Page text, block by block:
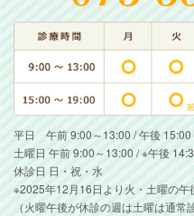
平日 午前 9:00～13:00 / 午後 15:00
土曜日 午前 9:00～13:00 / ※午後
休診日 日・祝・水
※2025年12月16日より火・土曜の午
（火曜午後が休診の週は土曜は通